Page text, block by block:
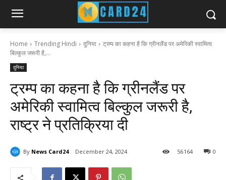
Home Trending Hindi दुनिया
ट्रम्प का कहना है कि ग्रीनलैंड पर अमेरिकी स्वामित्व
बिल्कुल जरूरी है,...
दुनिया
ट्रम्प का कहना है कि ग्रीनलैंड पर
अमेरिकी स्वामित्व बिल्कुल जरूरी है,
राष्ट्र ने प्रतिक्रिया दी
By News Card24 December 24, 2024 0
56164